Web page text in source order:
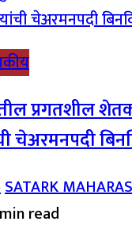
प्रगतशील
SATARK
read